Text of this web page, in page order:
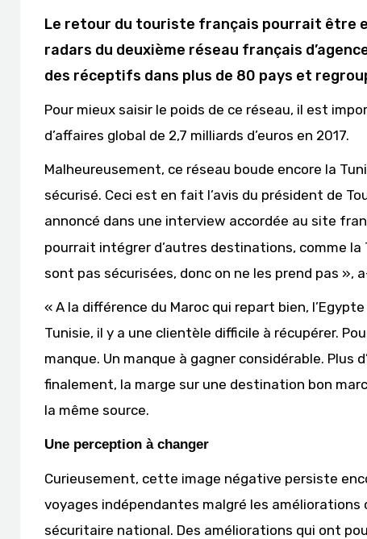
Le retour du touriste français pourrait être
radars du deuxième réseau français
des réceptifs dans plus de 80 pays et
Pour mieux saisir le poids de ce réseau, il est
d’affaires global de 2,7 milliards d’euros en 2017.
Malheureusement, ce réseau boude encore la
sécurisé. Ceci est en fait l’avis du président de
annoncé dans une interview accordée au site
pourrait intégrer d’autres destinations, comme la
sont pas sécurisées, donc on ne les prend pas »,
« A la différence du Maroc qui repart bien,
Tunisie, il y a une clientèle difficile à récupérer.
manque. Un manque à gagner considérable. Plus
finalement, la marge sur une destination bon
la même source.
Une perception à changer
Curieusement, cette image négative persiste
voyages indépendantes malgré les
sécuritaire national. Des améliorations qui ont